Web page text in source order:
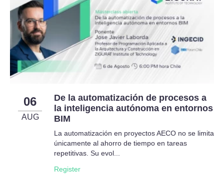
06
AUG
De la automatización de procesos a
la inteligencia autónoma en entornos
BIM
La automatización en proyectos AECO no se limita
únicamente al ahorro de tiempo en tareas
repetitivas. Su evol...
Register